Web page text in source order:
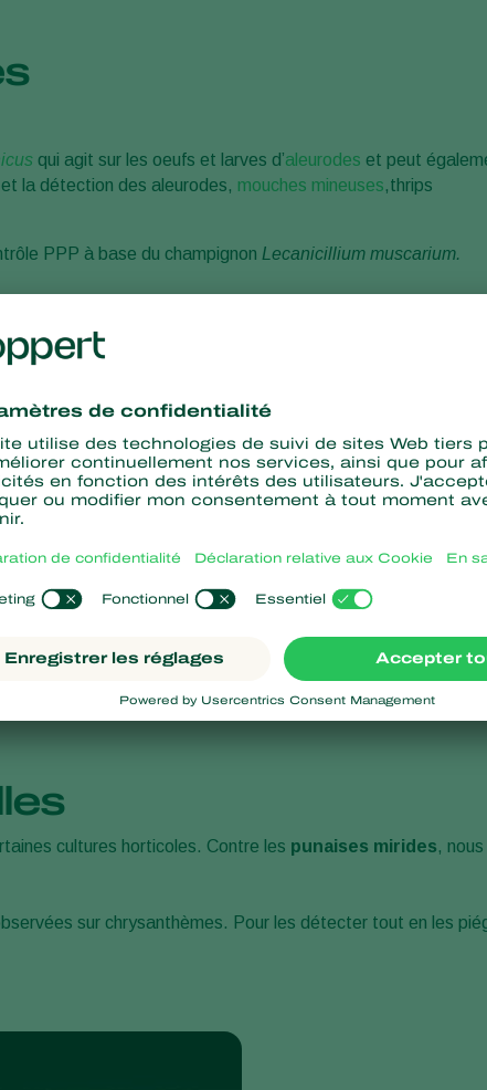
qui agit sur les oeufs et larves d’aleurodes et peut
la détection des aleurodes, mouches mineuses,thrips
PPP à base du champignon Lecanicillium muscarium.
selon espèce de puceron :Aphipar Aphidius colemani,
etChrysoperla lucasina (Chrysolys larves )
.
Sphaerophoria rueppellii.
cultures horticoles. Contre les punaises mirides,
sur chrysanthèmes. Pour les détecter tout en les